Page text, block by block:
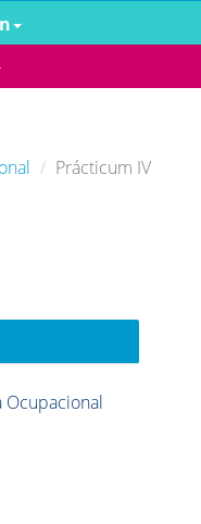
Prácticum IV
Ocupacional